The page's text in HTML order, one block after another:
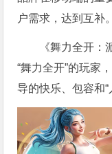
户需求，达到互补。
《舞力全开
“舞力全开”的玩家
导的快乐、包容和“